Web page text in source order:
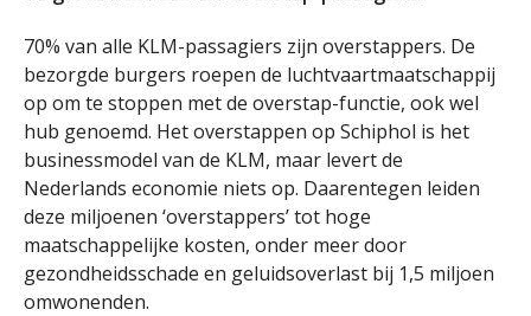
70% van alle KLM-passagiers zijn overstappers. De
bezorgde burgers roepen de luchtvaartmaatschappij
op om te stoppen met de overstap-functie, ook wel
hub genoemd. Het overstappen op Schiphol is het
businessmodel van de KLM, maar levert de
Nederlands economie niets op. Daarentegen leiden
deze miljoenen ‘overstappers’ tot hoge
maatschappelijke kosten, onder meer door
gezondheidsschade en geluidsoverlast bij 1,5 miljoen
omwonenden.